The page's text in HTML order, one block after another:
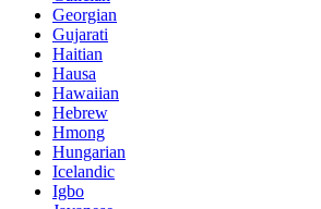
Georgian
Gujarati
Haitian
Hausa
Hawaiian
Hebrew
Hmong
Hungarian
Icelandic
Igbo